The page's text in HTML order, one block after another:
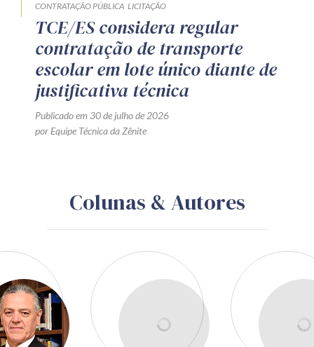
CONTRATAÇÃO PÚBLICA LICITAÇÃO
TCE/ES considera regular
contratação de transporte
escolar em lote único diante de
justificativa técnica
Publicado em 30 de julho de 2026
por Equipe Técnica da Zênite
Colunas & Autores